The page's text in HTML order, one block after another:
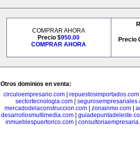
COMPRAR AHORA
Precio $950.00
COMPRAR AHORA
Precio
Otros dominios en venta:
circuloempresario.com| repuestosimportados.com
sectortecnologia.com
mercadodelaconstruccion.com
zonainmo.com
desarrollosmultimedia.com
inmueblespuertorico.com